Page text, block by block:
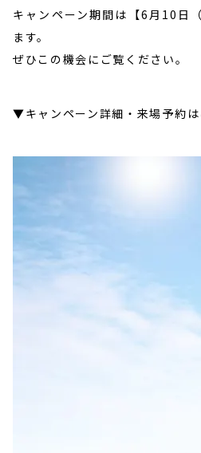
キャンペーン期間は【6月10日
ます。
ぜひこの機会にご覧ください。
▼キャンペーン詳細・来場予約は